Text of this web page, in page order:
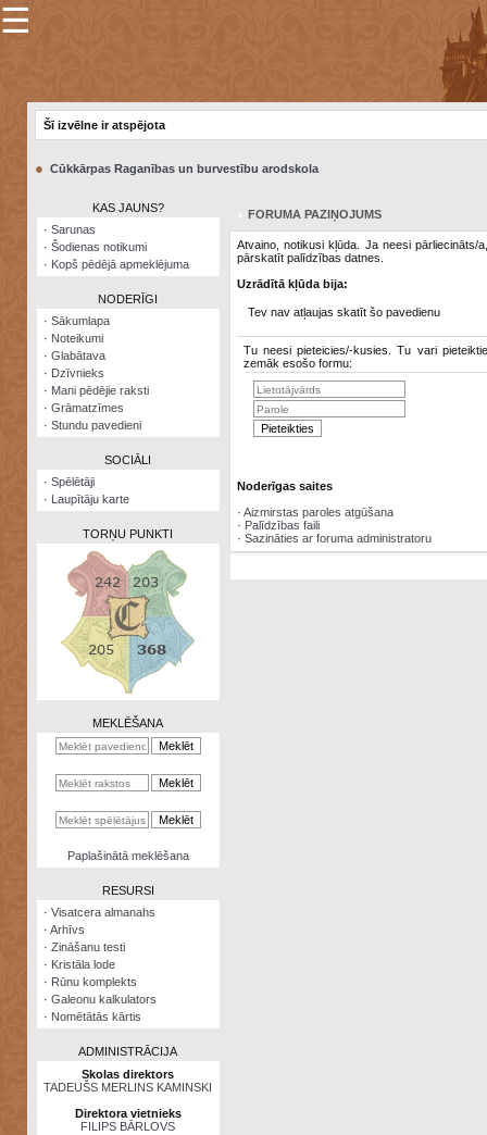
×
Šodienas
notikumi
Visatcera
almanahs
Arhīvs
Zināšanu
kalkulators
Nomētātās
☰
Šī izvēlne ir atspējota
● Cūkkārpas Raganības un burvestību arodskola
KAS JAUNS?
· Sarunas
· Šodienas notikumi
· Kopš pēdējā apmeklējuma
NODERĪGI
· Sākumlapa
· Noteikumi
· Glabātava
· Dzīvnieks
· Mani pēdējie raksti
· Grāmatzīmes
· Stundu pavedieni
SOCIĀLI
· Spēlētāji
· Laupītāju karte
TORŅU PUNKTI
MEKLĒŠANA
Paplašinātā meklēšana
RESURSI
· Visatcera almanahs
· Arhīvs
· Zināšanu testi
· Kristāla lode
· Rūnu komplekts
· Galeonu kalkulators
· Nomētātās kārtis
ADMINISTRĀCIJA
Skolas direktors
TADEUŠS MERLINS KAMINSKI
Direktora vietnieks
FILIPS BĀRLOVS
FORUMA PAZIŅOJUMS
Atvaino, notikusi kļūda. Ja neesi pārliecināts/
pārskatīt palīdzības datnes.
Uzrādītā kļūda bija:
Tev nav atļaujas skatīt šo pavedienu
Tu neesi pieteicies/-kusies. Tu vari
zemāk esošo formu:
Noderīgas saites
· Aizmirstas paroles atgūšana
· Palīdzības faili
· Sazināties ar foruma administratoru